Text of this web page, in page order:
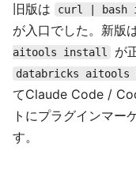
旧版は curl | bash
が入口でした。新版
aitools install
が
databricks aitools
てClaude Code /
トにプラグインマー
す。